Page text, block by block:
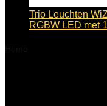
Trio Leuchten
RGBW LED met